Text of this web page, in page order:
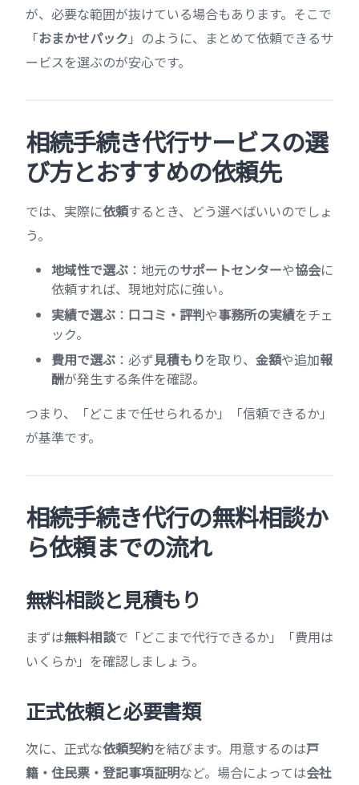
が、必要な範囲が抜けている場合もあります。そこで
「おまかせパック 」のように、まとめて依頼できるサ
ービスを選ぶのが安心です。
相続手続き代行サービスの選
び方とおすすめの依頼先
では、実際に依頼するとき、どう選べばいいのでしょ
う。
地域性で選ぶ ：地元のサポートセンターや協会に
依頼すれば、現地対応に強い。
実績で選ぶ ： 口コミ・評判や事務所の実績をチェ
ック。
費用で選ぶ ：必ず見積もりを取り、 金額や追加報
酬が発生する条件を確認。
つまり、「どこまで任せられるか」「信頼できるか」
が基準です。
相続手続き代行の無料相談か
ら依頼までの流れ
無料相談と見積もり
まずは無料相談で「どこまで代行できるか」「費用は
いくらか」を確認しましょう。
正式依頼と必要書類
次に、正式な依頼契約を結びます。用意するのは戸
籍・住民票・登記事項証明など。場合によっては会社